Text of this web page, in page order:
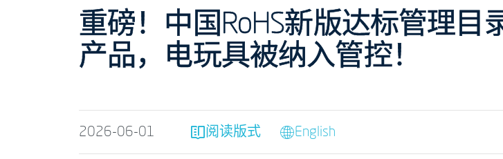
重磅！中国RoHS新版达标管理
产品，电玩具被纳入管控！
2026-06-01 阅读版式 English